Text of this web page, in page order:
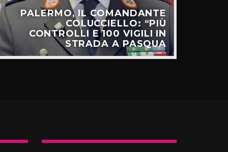
PALERMO, IL COMANDANTE
COLUCCIELLO: “PIÙ
CONTROLLI E 100 VIGILI IN
STRADA A PASQUA